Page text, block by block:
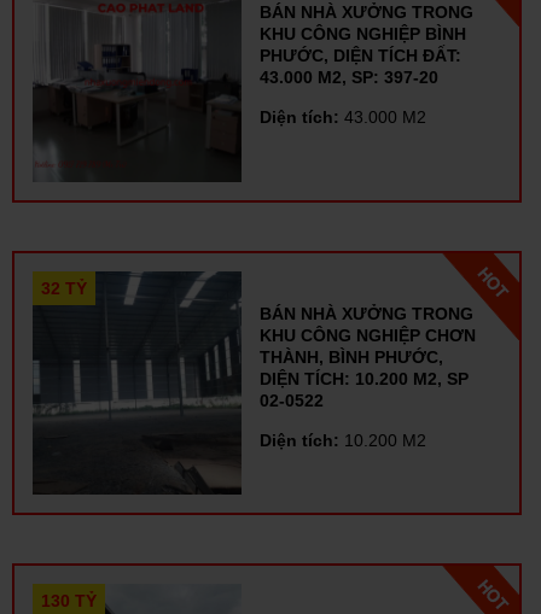
BÁN NHÀ XƯỞNG TRONG
KHU CÔNG NGHIỆP BÌNH
PHƯỚC, DIỆN TÍCH ĐẤT:
43.000 M2, SP: 397-20
Diện tích: 43.000 M2
32 TỶ
BÁN NHÀ XƯỞNG TRONG
KHU CÔNG NGHIỆP CHƠN
THÀNH, BÌNH PHƯỚC,
DIỆN TÍCH: 10.200 M2, SP
02-0522
Diện tích: 10.200 M2
130 TỶ